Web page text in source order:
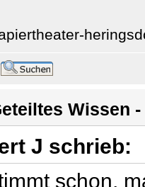
Wissen
J schrieb:
schon,